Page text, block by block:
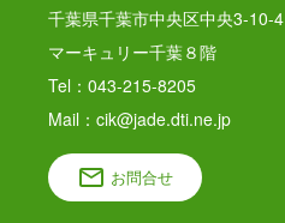
千葉県千葉市中央区中央3-10-4
マーキュリー千葉８階
Tel：043-215-8205
Mail：cik@jade.dti.ne.jp
お問合せ